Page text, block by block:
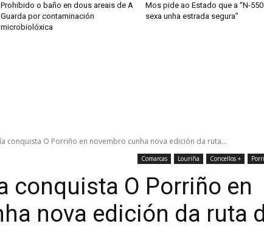
Prohibido o baño en dous areais de A
Guarda por contaminación
microbiolóxica
Mos pide ao Estado que a “N-550
sexa unha estrada segura”